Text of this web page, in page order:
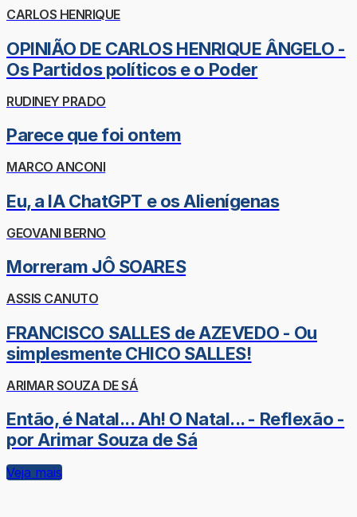
CARLOS HENRIQUE
OPINIÃO DE CARLOS HENRIQUE ÂNGELO -
Os Partidos políticos e o Poder
RUDINEY PRADO
Parece que foi ontem
MARCO ANCONI
Eu, a IA ChatGPT e os Alienígenas
GEOVANI BERNO
Morreram JÔ SOARES
ASSIS CANUTO
FRANCISCO SALLES de AZEVEDO - Ou
simplesmente CHICO SALLES!
ARIMAR SOUZA DE SÁ
Então, é Natal... Ah! O Natal... - Reflexão -
por Arimar Souza de Sá
Veja mais